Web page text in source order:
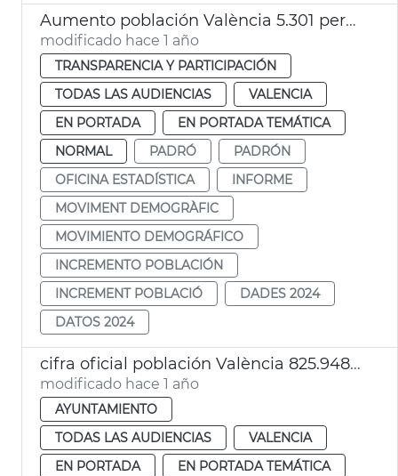
Aumento población València 5.301 personas más en 2º Trimestre 2024
modificado hace 1 año
TRANSPARENCIA Y PARTICIPACIÓN
TODAS LAS AUDIENCIAS
VALENCIA
EN PORTADA
EN PORTADA TEMÁTICA
NORMAL
PADRÓ
PADRÓN
OFICINA ESTADÍSTICA
INFORME
MOVIMENT DEMOGRÀFIC
MOVIMIENTO DEMOGRÁFICO
INCREMENTO POBLACIÓN
INCREMENT POBLACIÓ
DADES 2024
DATOS 2024
cifra oficial población València 825.948 habitantes
modificado hace 1 año
AYUNTAMIENTO
TODAS LAS AUDIENCIAS
VALENCIA
EN PORTADA
EN PORTADA TEMÁTICA